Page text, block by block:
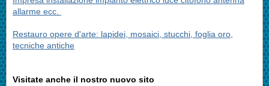
allarme ecc.
Restauro opere d'arte: lapidei, mosaici, stucchi, foglia oro,
tecniche antiche
Visitate anche il nostro nuovo sito